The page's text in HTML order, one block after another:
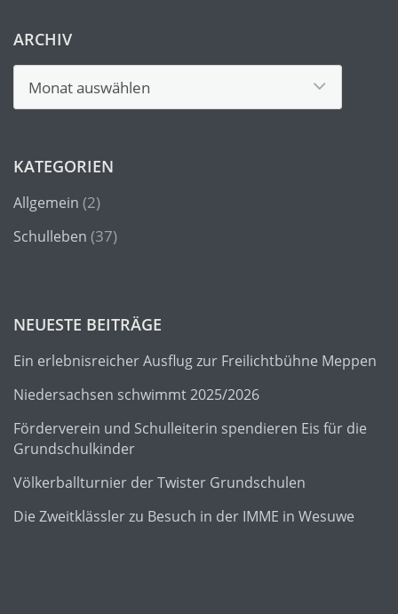
ARCHIV
KATEGORIEN
Allgemein (2)
Schulleben (37)
NEUESTE BEITRÄGE
Ein erlebnisreicher Ausflug zur Freilichtbühne Meppen
Niedersachsen schwimmt 2025/2026
Förderverein und Schulleiterin spendieren Eis für die
Grundschulkinder
Völkerballturnier der Twister Grundschulen
Die Zweitklässler zu Besuch in der IMME in Wesuwe